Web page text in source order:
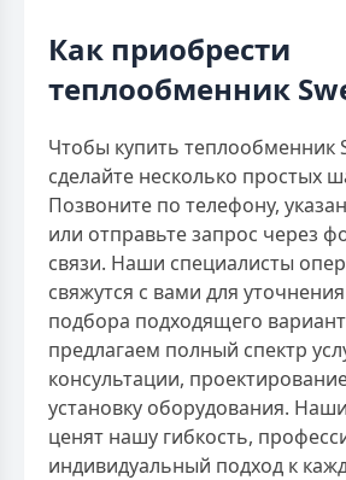
Как приобрести
теплообменник
Чтобы купить теплообменник
сделайте несколько простых
Позвоните по телефону,
или отправьте запрос через
связи. Наши специалисты
свяжутся с вами для
подбора подходящего
предлагаем полный спектр
консультации,
установку оборудования.
ценят нашу гибкость,
индивидуальный подход к